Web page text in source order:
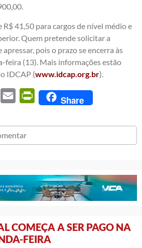
R$ 41,50 para cargos de nível médio e
Quem pretende solicitar a
apressar, pois o prazo se encerra às
feira (13). Mais informações estão
IDCAP (www.idcap.org.br).
Twitter Email PrintFriendly
Share
COMEÇA A SER PAGO NA
FEIRA